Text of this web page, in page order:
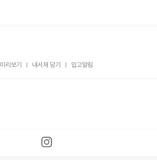
미리보기 내서재 담기 입고알림